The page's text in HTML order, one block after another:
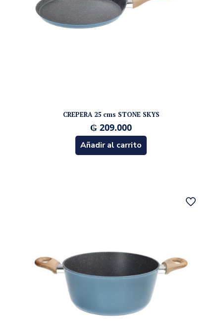
CREPERA 25 cms STONE SKYS
₲ 209.000
Añadir al carrito